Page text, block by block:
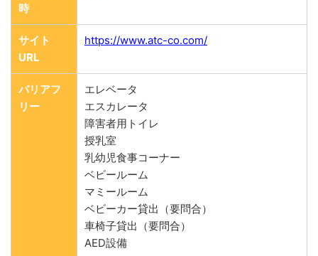
時
サイト
URL
https://www.atc-co.com/
バリアフ
リー
エレベータ
エスカレータ
障害者用トイレ
授乳室
乳幼児食事コーナー
ベビールーム
マミールーム
ベビーカー貸出（要問合）
車椅子貸出（要問合）
AED設備